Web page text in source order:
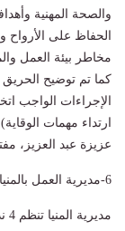
والصحة المهنية
الحفاظ على
مخاطر بيئة العمل
كما تم توضيح الحريق
الإجراءات الواجب
ارتداء مهمات
عزيزة عبد العزيز،
6-مديرية العمل بالمنيا
مديرية المنيا تنظم 4 ندوات توعوية بقرى ومراكز المحافظة